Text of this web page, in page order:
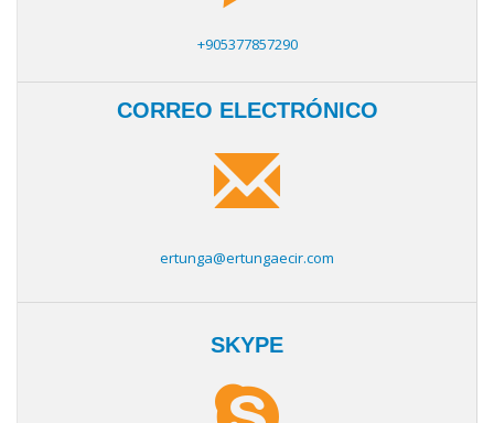
+905377857290
CORREO ELECTRÓNICO
ertunga@ertungaecir.com
SKYPE